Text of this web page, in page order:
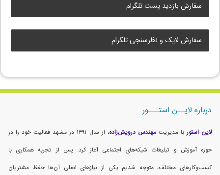
سفارش بازدید پست تلگرام
سفارش لایک و نظرسنجی تلگرام